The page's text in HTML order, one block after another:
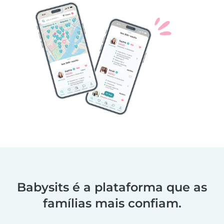
Babysits é a plataforma que as
famílias mais confiam.